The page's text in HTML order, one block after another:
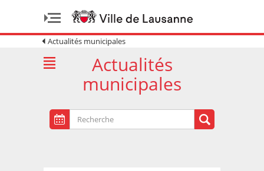
Actualités municipales
Actualités
municipales